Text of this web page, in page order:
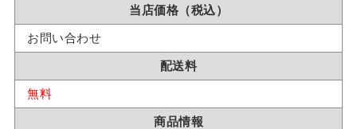
当店価格（税込）
お問い合わせ
配送料
無料
商品情報